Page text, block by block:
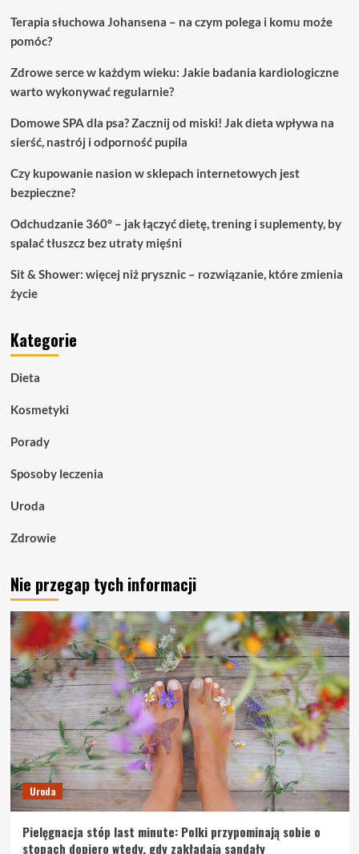
Terapia słuchowa Johansena – na czym polega i komu może
pomóc?
Zdrowe serce w każdym wieku: Jakie badania kardiologiczne
warto wykonywać regularnie?
Domowe SPA dla psa? Zacznij od miski! Jak dieta wpływa na
sierść, nastrój i odporność pupila
Czy kupowanie nasion w sklepach internetowych jest
bezpieczne?
Odchudzanie 360° – jak łączyć dietę, trening i suplementy, by
spalać tłuszcz bez utraty mięśni
Sit & Shower: więcej niż prysznic – rozwiązanie, które zmienia
życie
Kategorie
Dieta
Kosmetyki
Porady
Sposoby leczenia
Uroda
Zdrowie
Nie przegap tych informacji
Uroda
Pielęgnacja stóp last minute: Polki przypominają sobie o
stopach dopiero wtedy, gdy zakładają sandały